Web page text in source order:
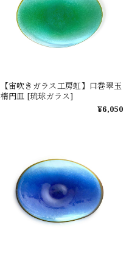
【宙吹きガラス工房虹】口巻翠玉
楕円皿 [琉球ガラス]
¥6,050